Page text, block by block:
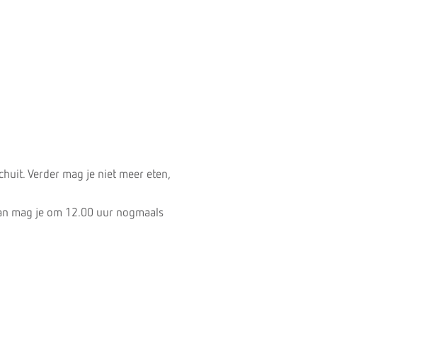
Verder mag je niet meer eten,
mag je om 12.00 uur nogmaals